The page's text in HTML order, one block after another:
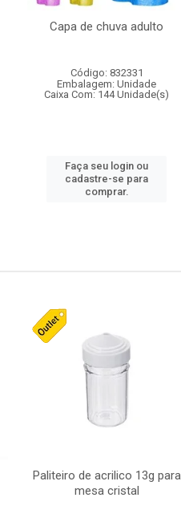
Capa de chuva adulto
Código: 832331
Embalagem: Unidade
Caixa Com: 144 Unidade(s)
Faça seu login ou
cadastre-se para
comprar.
Paliteiro de acrilico 13g para
mesa cristal